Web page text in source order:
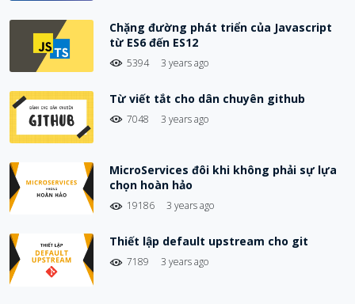
Chặng đường phát triển của Javascript
từ ES6 đến ES12
5394 3 years ago
Từ viết tắt cho dân chuyên github
7048 3 years ago
MicroServices đôi khi không phải sự lựa
chọn hoàn hảo
19186 3 years ago
Thiết lập default upstream cho git
7189 3 years ago